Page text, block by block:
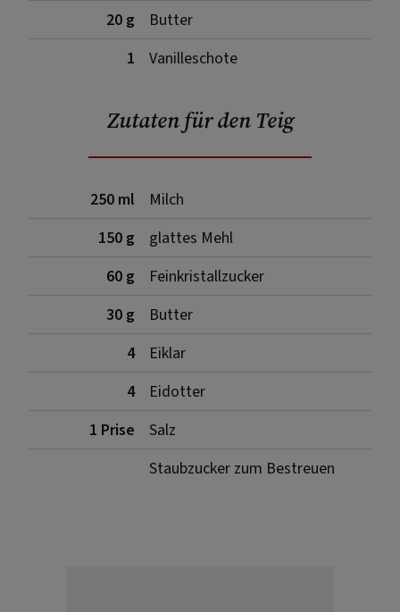
20 g
Butter
1
Vanilleschote
Zutaten für den Teig
250 ml
Milch
150 g
glattes Mehl
60 g
Feinkristallzucker
30 g
Butter
4
Eiklar
4
Eidotter
1 Prise
Salz
Staubzucker zum Bestreuen